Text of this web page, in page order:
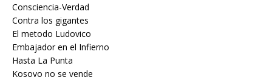
Consciencia-Verdad
Contra los gigantes
El metodo Ludovico
Embajador en el Infierno
Hasta La Punta
Kosovo no se vende